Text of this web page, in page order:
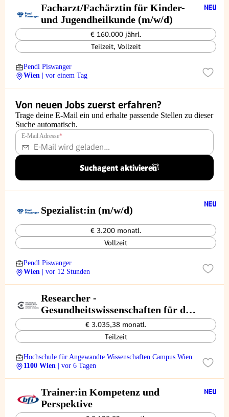
Facharzt/Fachärztin für Kinder-
und Jugendheilkunde (m/w/d)
€ 160.000 jährl.
Teilzeit, Vollzeit
Pendl Piswanger
Wien
| vor einem Tag
Von neuen Jobs zuerst erfahren?
Trage deine E-Mail ein und erhalte passende Stellen zu dieser
Suche automatisch.
E-Mail Adresse*
Suchagent aktivieren
Spezialist:in (m/w/d)
€ 3.200 monatl.
Vollzeit
Pendl Piswanger
Wien
| vor 12 Stunden
Researcher -
Gesundheitswissenschaften für das
Projekt EduFit-AT-HU
€ 3.035,38 monatl.
Teilzeit
Hochschule für Angewandte Wissenschaften Campus Wien
1100 Wien
| vor 6 Tagen
Trainer:in Kompetenz und
Perspektive